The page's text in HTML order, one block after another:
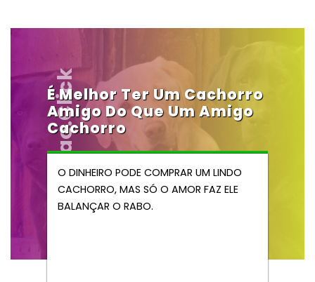
Vendocao.click
É Melhor Ter Um Cachorro
Amigo Do Que Um Amigo
Cachorro
O DINHEIRO PODE COMPRAR UM LINDO
CACHORRO, MAS SÓ O AMOR FAZ ELE
BALANÇAR O RABO.